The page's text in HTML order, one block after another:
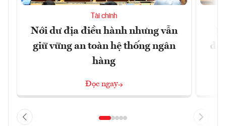
Tài chính
Nới dư địa điều hành nhưng vẫn
giữ vững an toàn hệ thống ngân
hàng
Đọc ngay